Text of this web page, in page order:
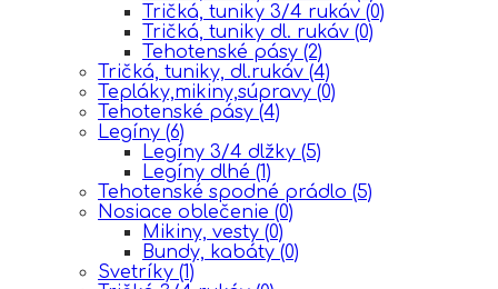
Tričká, tuniky 3/4 rukáv (0)
Tričká, tuniky dl. rukáv (0)
Tehotenské pásy (2)
Tričká, tuniky, dl.rukáv (4)
Tepláky,mikiny,súpravy (0)
Tehotenské pásy (4)
Legíny (6)
Legíny 3/4 dlžky (5)
Legíny dlhé (1)
Tehotenské spodné prádlo (5)
Nosiace oblečenie (0)
Mikiny, vesty (0)
Bundy, kabáty (0)
Svetríky (1)